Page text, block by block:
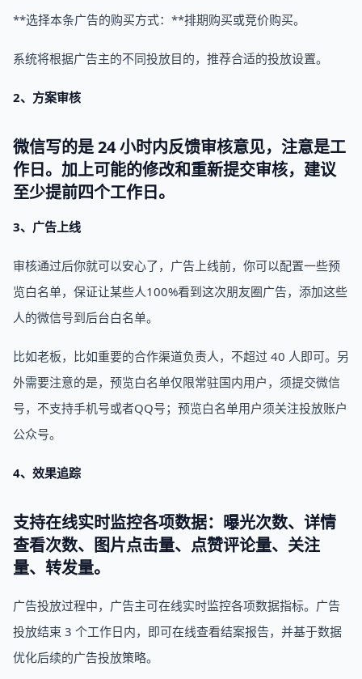
**选择本条广告的购买方式：**排期购买或竞价购买。
系统将根据广告主的不同投放目的，推荐合适的投放设置。
2、方案审核
微信写的是 24 小时内反馈审核意见，注意是工
作日。加上可能的修改和重新提交审核，建议
至少提前四个工作日。
3、广告上线
审核通过后你就可以安心了，广告上线前，你可以配置一些预
览白名单，保证让某些人100%看到这次朋友圈广告，添加这些
人的微信号到后台白名单。
比如老板，比如重要的合作渠道负责人，不超过 40 人即可。另
外需要注意的是，预览白名单仅限常驻国内用户，须提交微信
号，不支持手机号或者QQ号；预览白名单用户须关注投放账户
公众号。
4、效果追踪
支持在线实时监控各项数据： 曝光次数、详情
查看次数、图片点击量、点赞评论量、关注
量、转发量。
广告投放过程中，广告主可在线实时监控各项数据指标。广告
投放结束 3 个工作日内，即可在线查看结案报告，并基于数据
优化后续的广告投放策略。